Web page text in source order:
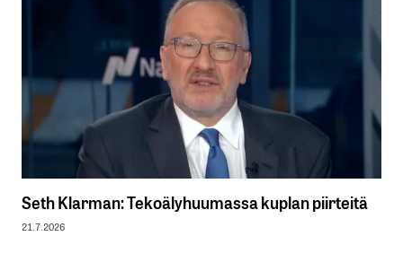
Seth Klarman: Tekoälyhuumassa kuplan piirteitä
21.7.2026